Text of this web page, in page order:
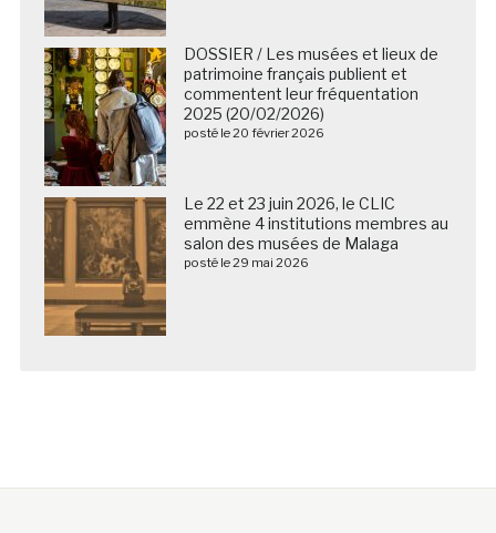
DOSSIER / Les musées et lieux de
patrimoine français publient et
commentent leur fréquentation
2025 (20/02/2026)
posté le 20 février 2026
Le 22 et 23 juin 2026, le CLIC
emmène 4 institutions membres au
salon des musées de Malaga
posté le 29 mai 2026